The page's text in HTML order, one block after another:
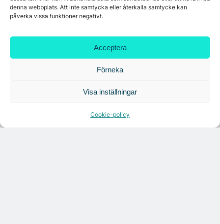
denna webbplats. Att inte samtycka eller återkalla samtycke kan
påverka vissa funktioner negativt.
Acceptera
Förneka
Visa inställningar
Cookie-policy
Tandem Health flyttar till Kungsgatan
Croisette rådgivare vid fastighetsaffär